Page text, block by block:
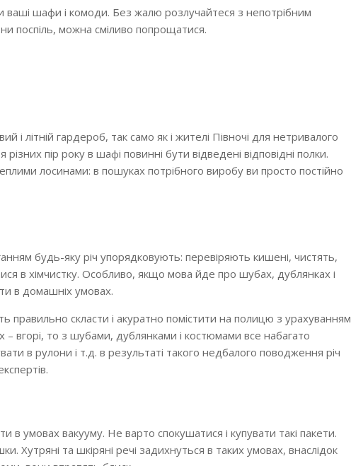
ваші шафи і комоди. Без жалю розлучайтеся з непотрібним
поспіль, можна сміливо попрощатися.
літній гардероб, так само як і жителі Півночі для нетривалого
пір року в шафі повинні бути відведені відповідні полки.
лосинами: в пошуках потрібного виробу ви просто постійно
будь-яку річ упорядковують: перевіряють кишені, чистять,
в хімчистку. Особливо, якщо мова йде про шубах, дублянках і
в домашніх умовах.
скласти і акуратно помістити на полицю з урахуванням
вгорі, то з шубами, дублянками і костюмами все набагато
в рулони і т.д. в результаті такого недбалого поводження річ
умовах вакууму. Не варто спокушатися і купувати такі пакети.
Хутряні та шкіряні речі задихнуться в таких умовах, внаслідок